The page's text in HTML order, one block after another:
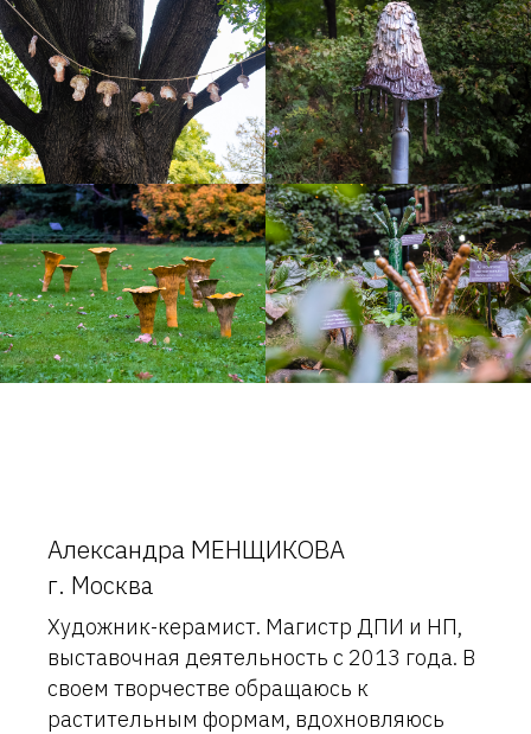
Александра МЕНЩИКОВА
г. Москва
Художник-керамист. Магистр ДПИ и НП,
выставочная деятельность с 2013 года. В
своем творчестве обращаюсь к
растительным формам, вдохновляюсь